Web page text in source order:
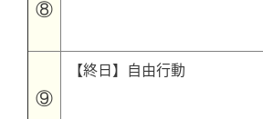
⑧
⑨
【終日】自由行動